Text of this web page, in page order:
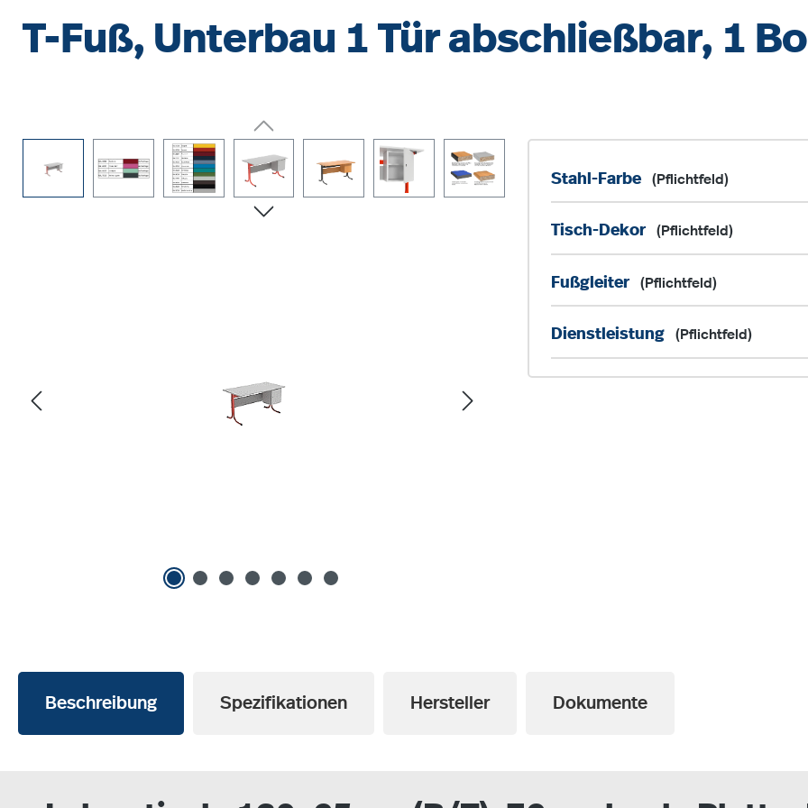
T-Fuß, Unterbau 1 Tür abschließbar, 1
Stahl-Farbe (Pflichtfeld)
Tisch-Dekor (Pflichtfeld)
Fußgleiter (Pflichtfeld)
Dienstleistung (Pflichtfeld)
Beschreibung Spezifikationen Hersteller Dokumente